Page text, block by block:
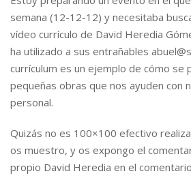
semana (12-12-12) y necesitaba
vídeo currículo de David Heredia
ha utilizado a sus entrañables
currículum es un ejemplo de cómo se
pequeñas obras que nos ayuden con
personal.
Quizás no es 100×100 efectivo
os muestro, y os expongo el
propio David Heredia en el